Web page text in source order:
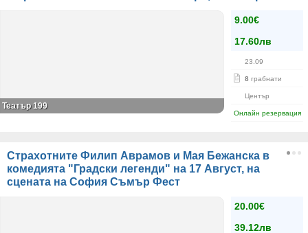
9.00€
17.60лв
23.09
8 грабнати
Център
Онлайн резервация
Театър 199
Страхотните Филип Аврамов и Мая Бежанска в
комедията "Градски легенди" на 17 Август, на
сцената на София Съмър Фест
20.00€
39.12лв